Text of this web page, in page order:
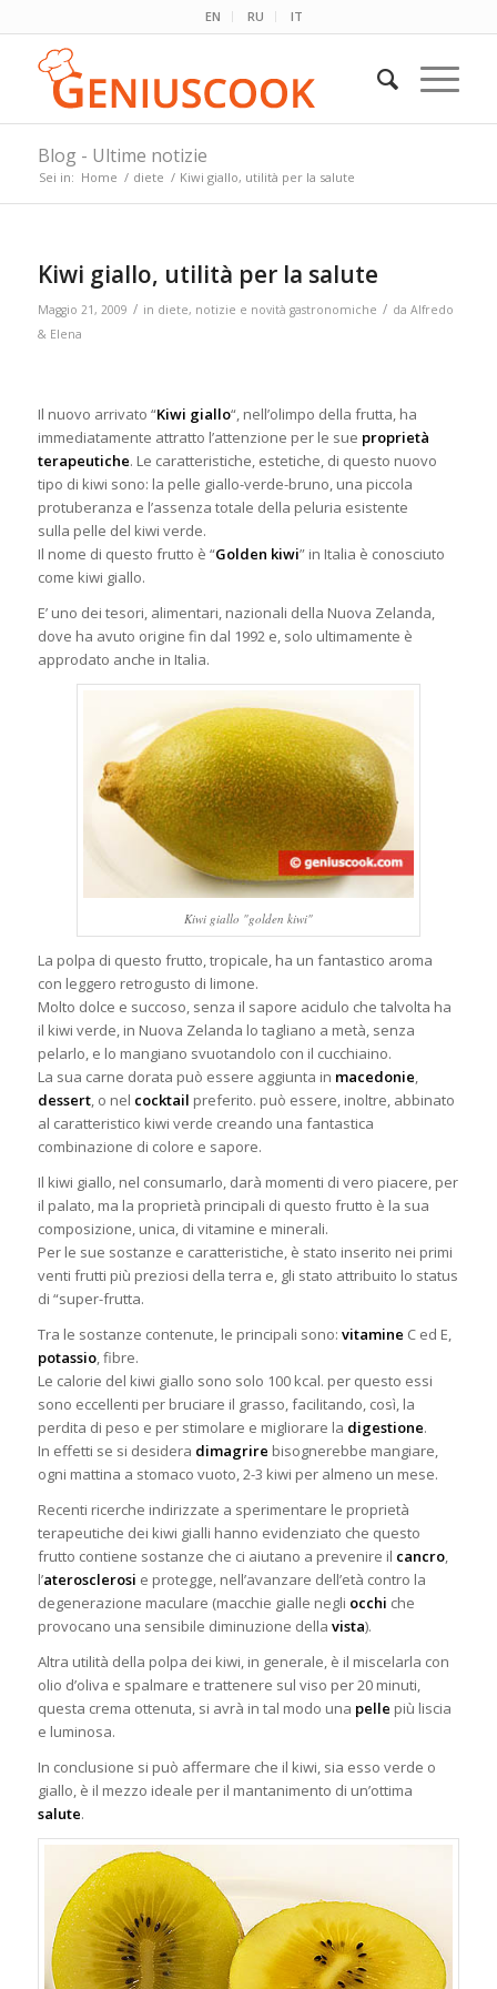
EN RU IT
Blog - Ultime notizie
Sei in: Home / diete / Kiwi giallo, utilità per la salute
Kiwi giallo, utilità per la salute
Maggio 21, 2009 / in diete, notizie e novità gastronomiche / da Alfredo
& Elena
Il nuovo arrivato “Kiwi giallo“, nell’olimpo della frutta, ha
immediatamente attratto l’attenzione per le sue proprietà
terapeutiche. Le caratteristiche, estetiche, di questo nuovo
tipo di kiwi sono: la pelle giallo-verde-bruno, una piccola
protuberanza e l’assenza totale della peluria esistente
sulla pelle del kiwi verde.
Il nome di questo frutto è “Golden kiwi” in Italia è conosciuto
come kiwi giallo.
E’ uno dei tesori, alimentari, nazionali della Nuova Zelanda,
dove ha avuto origine fin dal 1992 e, solo ultimamente è
approdato anche in Italia.
Kiwi giallo "golden kiwi"
La polpa di questo frutto, tropicale, ha un fantastico aroma
con leggero retrogusto di limone.
Molto dolce e succoso, senza il sapore acidulo che talvolta ha
il kiwi verde, in Nuova Zelanda lo tagliano a metà, senza
pelarlo, e lo mangiano svuotandolo con il cucchiaino.
La sua carne dorata può essere aggiunta in macedonie,
dessert, o nel cocktail preferito. può essere, inoltre, abbinato
al caratteristico kiwi verde creando una fantastica
combinazione di colore e sapore.
Il kiwi giallo, nel consumarlo, darà momenti di vero piacere, per
il palato, ma la proprietà principali di questo frutto è la sua
composizione, unica, di vitamine e minerali.
Per le sue sostanze e caratteristiche, è stato inserito nei primi
venti frutti più preziosi della terra e, gli stato attribuito lo status
di “super-frutta.
Tra le sostanze contenute, le principali sono: vitamine C ed E,
potassio, fibre.
Le calorie del kiwi giallo sono solo 100 kcal. per questo essi
sono eccellenti per bruciare il grasso, facilitando, così, la
perdita di peso e per stimolare e migliorare la digestione.
In effetti se si desidera dimagrire bisognerebbe mangiare,
ogni mattina a stomaco vuoto, 2-3 kiwi per almeno un mese.
Recenti ricerche indirizzate a sperimentare le proprietà
terapeutiche dei kiwi gialli hanno evidenziato che questo
frutto contiene sostanze che ci aiutano a prevenire il cancro,
l’aterosclerosi e protegge, nell’avanzare dell’età contro la
degenerazione maculare (macchie gialle negli occhi che
provocano una sensibile diminuzione della vista).
Altra utilità della polpa dei kiwi, in generale, è il miscelarla con
olio d’oliva e spalmare e trattenere sul viso per 20 minuti,
questa crema ottenuta, si avrà in tal modo una pelle più liscia
e luminosa.
In conclusione si può affermare che il kiwi, sia esso verde o
giallo, è il mezzo ideale per il mantanimento di un’ottima
salute.